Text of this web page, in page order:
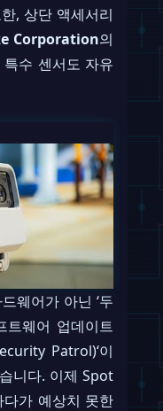
, 상단 액세서리
Corporation의
수 센서도 자유
웨어가 아닌 ‘두
트웨어 업데이트
Patrol)‘이
니다. 이제 Spot
가 예상치 못한